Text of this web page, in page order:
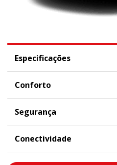
Especificações
Conforto
Segurança
Conectividade